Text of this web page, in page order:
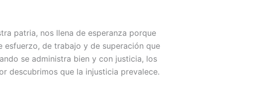
patria, nos llena de esperanza porque
de trabajo y de superación que
se administra bien y con justicia, los
descubrimos que la injusticia prevalece.